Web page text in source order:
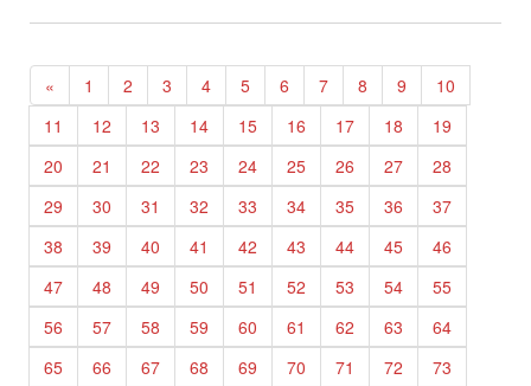
« 1 2 3 4 5 6 7 8 9
10
11
12 13 14 15 16 17 18
19
20
21 22 23 24 25 26 27
28
29
30 31 32 33 34 35 36
37
38
39 40 41 42 43 44 45
46
47
48 49 50 51 52 53 54
55
56
57 58 59 60 61 62 63
64
65
66 67 68 69 70 71 72
73